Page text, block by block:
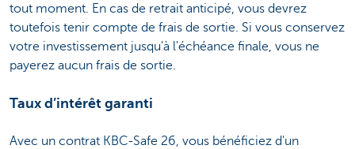
tout moment. En cas de retrait anticipé, vous devrez
toutefois tenir compte de frais de sortie. Si vous conservez
votre investissement jusqu'à l'échéance finale, vous ne
payerez aucun frais de sortie.
Taux d’intérêt garanti
Avec un contrat KBC-Safe 26, vous bénéficiez d'un